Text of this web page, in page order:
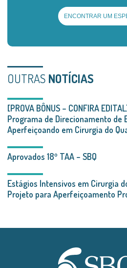
ENCONTRAR UM
OUTRAS NOTÍCIAS
[PROVA BÔNUS – CONFIRA
Programa de Direcionamento de
Aperfeiçoando em Cirurgia do
Aprovados 18º TAA – SBQ
Estágios Intensivos em Cirurgia
Projeto para Aperfeiçoamento